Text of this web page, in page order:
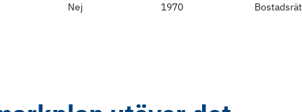
Nej
1970